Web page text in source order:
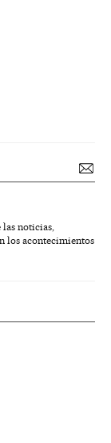
las noticias,
los acontecimientos